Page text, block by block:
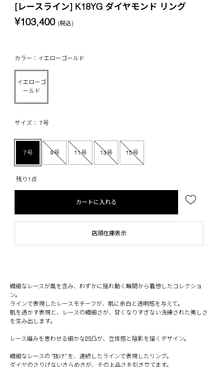
[レースライン] K18YG ダイヤモンド リング
¥103,400 (税込)
カラー：イエローゴールド
イエローゴ
ールド
サイズ： 7号
7号 9号 11号 13号 15号
残り1点
カートに入れる
店頭在庫表示
繊細なレースが風を含み、わずかに揺れ動く瞬間から着想したコレクショ
ン。
ラインで表現したレースモチーフが、肌に余白と透明感を与えて。
肌を透かす表現と、レースの繊細さが、甘くなりすぎない洗練された美しさ
を生み出します。
レース編みを思わせる細かな凹凸が、立体感と陰影を描くデザイン。
繊細なレースの "抜け" を、連続したラインで表現したリング。
ダイヤのさりげないきらめきが、その上品さを引き立てます。